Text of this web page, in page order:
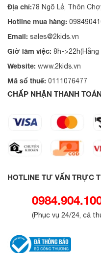
Địa chỉ:78 Ngõ Lẻ, Thôn
Hotline mua hàng:
Email: sales@2kids.vn
Giờ làm việc: 8h->22h(Hằng
Website: www.2kids.vn
Mã số thuế: 0111076477
CHẤP NHẬN THANH TOÁN
HOTLINE TƯ VẤN TRỰC
(Phục vụ 24/24, cả